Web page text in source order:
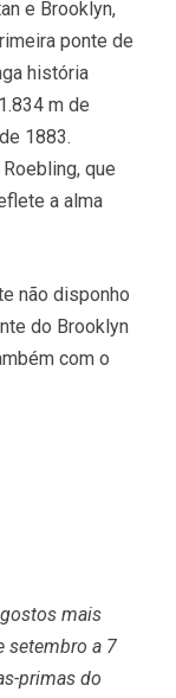
e Brooklyn,
ponte de
história
m de
1883.
que
a alma
não disponho
do Brooklyn
com o
mais
setembro a 7
primas do